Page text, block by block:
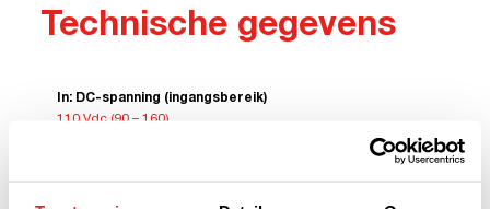
Technische gegevens
In: DC-spanning (ingangsbereik)
110 Vdc (90 – 160)
In/Uit: AC-spanning (ingangsbereik)